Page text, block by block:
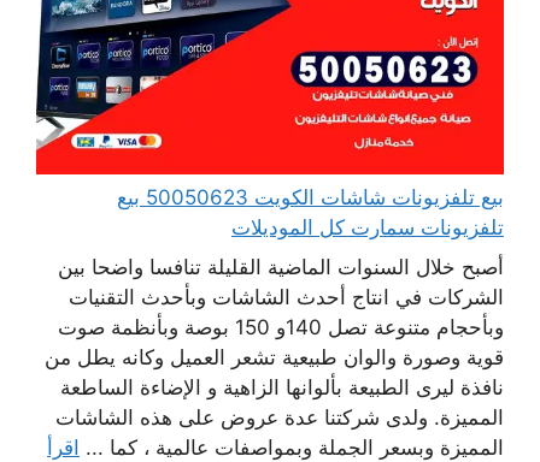
بيع تلفزيونات شاشات الكويت 50050623 بيع
تلفزيونات سمارت كل الموديلات
أصبح خلال السنوات الماضية القليلة تنافسا واضحا بين
الشركات في انتاج أحدث الشاشات وبأحدث التقنيات
وبأحجام متنوعة تصل 140و 150 بوصة وبأنظمة صوت
قوية وصورة والوان طبيعية تشعر العميل وكانه يطل من
نافذة ليرى الطبيعة بألوانها الزاهية و الإضاءة الساطعة
المميزة. ولدى شركتنا عدة عروض على هذه الشاشات
المميزة وبسعر الجملة وبمواصفات عالمية ، كما ... اقرأ